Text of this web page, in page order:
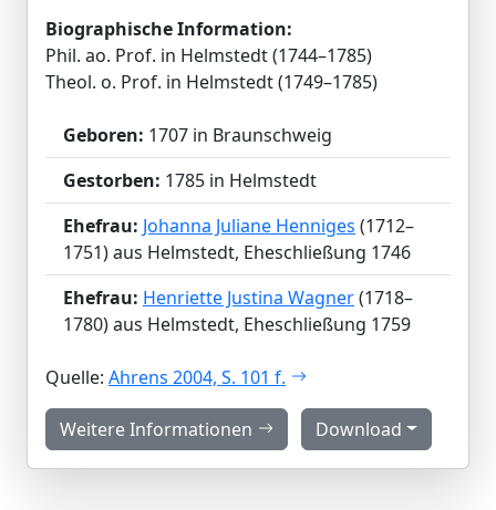
Biographische Information:
Phil. ao. Prof. in Helmstedt (1744–1785)
Theol. o. Prof. in Helmstedt (1749–1785)
Geboren: 1707 in Braunschweig
Gestorben: 1785 in Helmstedt
Ehefrau: Johanna Juliane Henniges (1712–
1751) aus Helmstedt, Eheschließung 1746
Ehefrau: Henriette Justina Wagner(1718–
1780) aus Helmstedt, Eheschließung 1759
Quelle: Ahrens 2004, S. 101 f.
Weitere Informationen Download